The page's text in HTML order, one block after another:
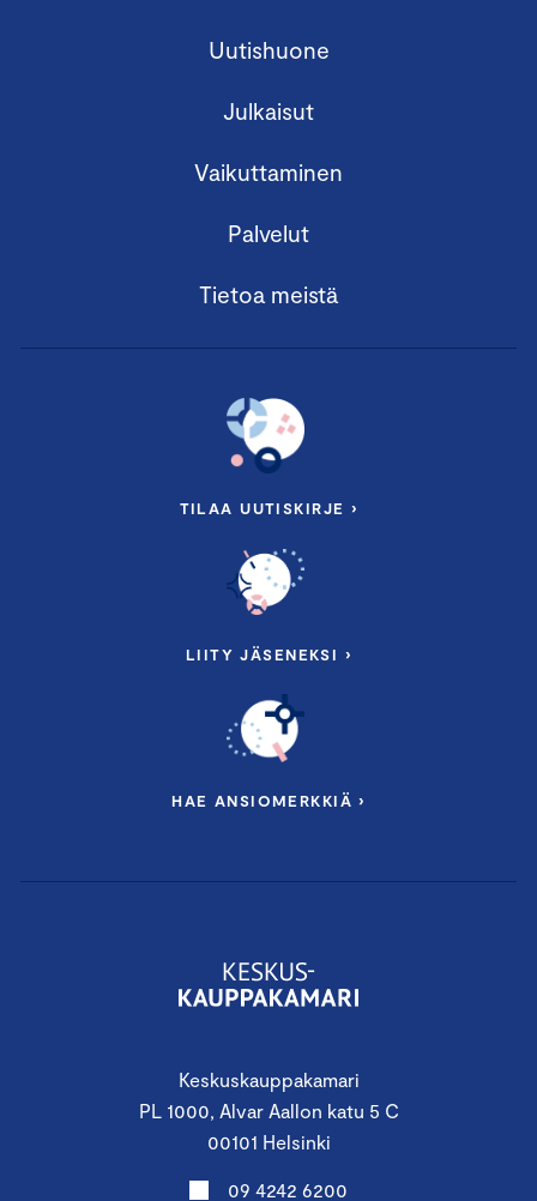
Keskuskauppakamari
PL 1000, Alvar Aallon katu 5 C
00101 Helsinki
09 4242 6200
Uutishuone
Julkaisut
Vaikuttaminen
Palvelut
Tietoa meistä
TILAA UUTISKIRJE ›
LIITY JÄSENEKSI ›
HAE ANSIOMERKKIÄ ›